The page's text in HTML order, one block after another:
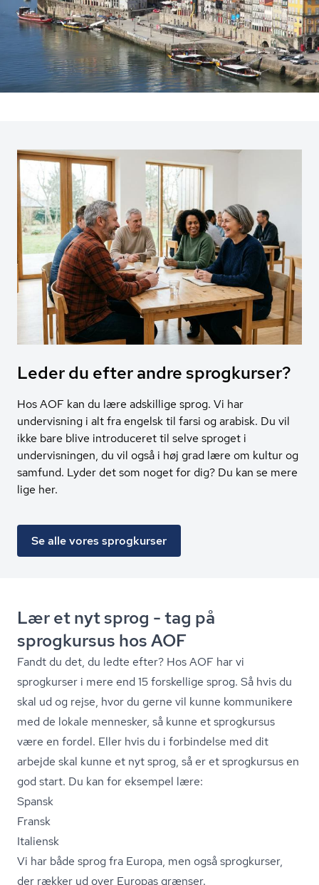
Leder du efter andre sprogkurser?
Hos AOF kan du lære adskillige sprog. Vi har
undervisning i alt fra engelsk til farsi og arabisk. Du vil
ikke bare blive introduceret til selve sproget i
undervisningen, du vil også i høj grad lære om kultur og
samfund. Lyder det som noget for dig? Du kan se mere
lige her.
Se alle vores sprogkurser
Lær et nyt sprog - tag på
sprogkursus hos AOF
Fandt du det, du ledte efter? Hos AOF har vi
sprogkurser i mere end 15 forskellige sprog. Så hvis du
skal ud og rejse, hvor du gerne vil kunne kommunikere
med de lokale mennesker, så kunne et sprogkursus
være en fordel. Eller hvis du i forbindelse med dit
arbejde skal kunne et nyt sprog, så er et sprogkursus en
god start. Du kan for eksempel lære:
Spansk
Fransk
Italiensk
Vi har både sprog fra Europa, men også sprogkurser,
der rækker ud over Europas grænser.